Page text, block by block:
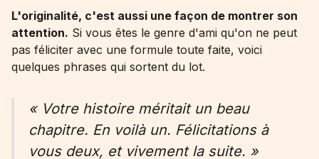
L'originalité, c'est aussi une façon de montrer son
attention. Si vous êtes le genre d'ami qu'on ne peut
pas féliciter avec une formule toute faite, voici
quelques phrases qui sortent du lot.
« Votre histoire méritait un beau
chapitre. En voilà un. Félicitations à
vous deux, et vivement la suite. »